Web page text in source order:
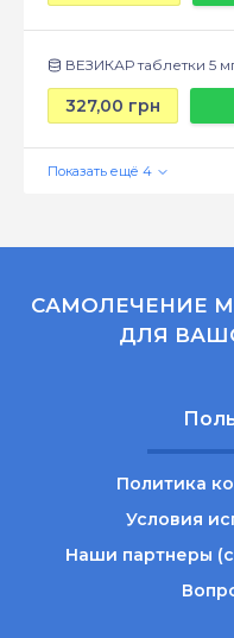
ВЕЗИКАР таблетки 5
327,00 грн
САМОЛЕЧЕНИЕ
ДЛЯ
Политика
Условия
Наши партнеры